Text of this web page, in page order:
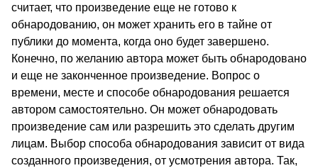
считает, что про­изведение еще не готово к
обнародованию, он может хранить его в тайне от
публики до момента, когда оно будет завершено.
Конечно, по желанию автора может быть обнародовано
и еще не законченное произведение. Вопрос о
времени, месте и спо­собе обнародования решается
автором самостоятельно. Он мо­жет обнародовать
произведение сам или разрешить это сделать другим
лицам. Выбор способа обнародования зависит от вида
созданного произведения, от усмотрения автора. Так,